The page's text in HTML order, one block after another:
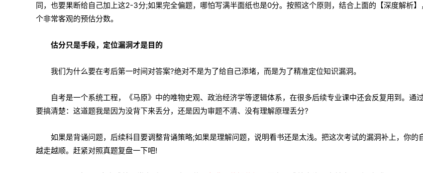
同，也要果断给自己加上这2-3分;如果完全偏题，哪怕写满半面纸也是0分。按照这个原则，结合上面的【深度解析
个非常客观的预估分数。
估分只是手段，定位漏洞才是目的
我们为什么要在考后第一时间对答案?绝对不是为了给自己添堵，而是为了精准定位知识漏洞。
自考是一个系统工程，《马原》中的唯物史观、政治经济学等逻辑体系，在很多后续专业课中还会反复用到。通
要搞清楚：这道题我是因为没背下来丢分，还是因为审题不清、没有理解原理丢分?
如果是背诵问题，后续科目要调整背诵策略;如果是理解问题，说明看书还是太浅。把这次考试的漏洞补上，你的
越走越顺。赶紧对照真题复盘一下吧!